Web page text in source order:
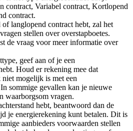
contract, Variabel contract, Kortlopend
contract.
langlopend contract hebt, zal het
stellen over overstapboetes.
de vraag voor meer informatie over
geef aan of je een
Houd er rekening mee dat
mogelijk is met een
sommige gevallen kan je nieuwe
waarborgsom vragen.
hebt, beantwoord dan de
je energierekening kunt betalen. Dit is
aanbieders voorwaarden stellen